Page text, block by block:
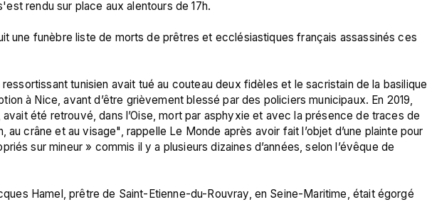
rendu sur place aux alentours de 17h.
une funèbre liste de morts de prêtres et ecclésiastiques français assassinés ces
tunisien avait tué au couteau deux fidèles et le sacristain de la basilique
à Nice, avant d’être grièvement blessé par des policiers municipaux. En 2019,
été retrouvé, dans l’Oise, mort par asphyxie et avec la présence de traces de
au crâne et au visage", rappelle Le Monde après avoir fait l’objet d’une plainte pour
sur mineur » commis il y a plusieurs dizaines d’années, selon l’évêque de
Hamel, prêtre de Saint-Etienne-du-Rouvray, en Seine-Maritime, était égorgé